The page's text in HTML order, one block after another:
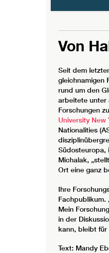
Von
Seit dem
gleichnamigen
rund um den
arbeitete unter
Forschungen
University New
Nationalities
Südosteuropa,
Michalak,
Ort eine ganz
Ihre
Fachpublikum.
Mein
in der
kann, bleibt für
Text: Mandy